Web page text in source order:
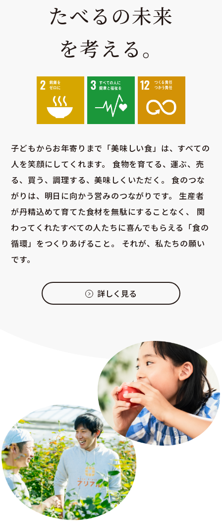
たべるの未来
を考える。
子どもからお年寄りまで「美味しい食」は、すべての
人を笑顔にしてくれます。
食物を育てる、運ぶ、売
る、買う、調理する、美味しくいただく。
食のつな
がりは、明日に向かう営みのつながりです。
生産者
が丹精込めて育てた食材を無駄にすることなく、
関
わってくれたすべての人たちに喜んでもらえる「食の
循環」をつくりあげること。
それが、私たちの願い
です。
詳しく見る